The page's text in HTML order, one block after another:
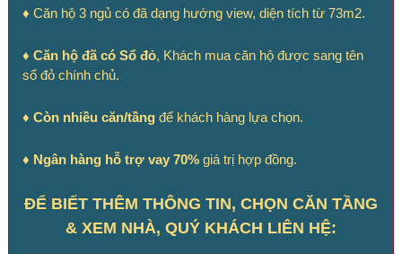
♦ Căn hộ 3 ngủ có đã dạng hướng view, diện tích từ 73m2.
♦ Căn hộ đã có Sổ đỏ, Khách mua căn hộ được sang tên
sổ đỏ chính chủ.
♦ Còn nhiều căn/tầngđể khách hàng lựa chọn.
♦ Ngân hàng hỗ trợ vay 70%giá trị hợp đồng.
ĐỂ BIẾT THÊM THÔNG TIN, CHỌN CĂN TẦNG
& XEM NHÀ, QUÝ KHÁCH LIÊN HỆ: